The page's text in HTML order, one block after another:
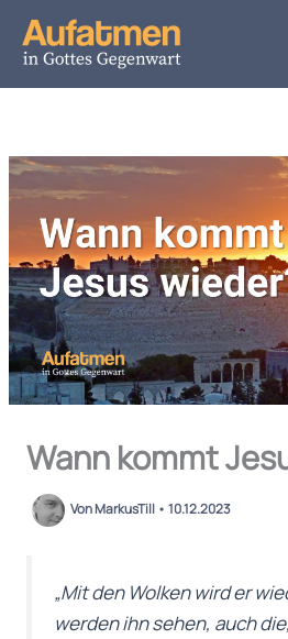
Inhalt
springen
Wann kommt
VonMarkusTill • 10.12.2023
„Mit den Wolken wird er
werden ihn sehen, auch